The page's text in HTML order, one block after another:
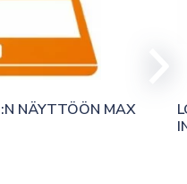
NÄYTTÖÖN MAX